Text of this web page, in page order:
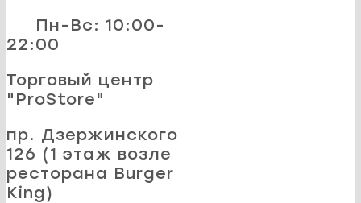
Пн-Вс: 10:00-
22:00
Торговый центр
"ProStore"
пр. Дзержинского
126 (1 этаж возле
ресторана Burger
King)